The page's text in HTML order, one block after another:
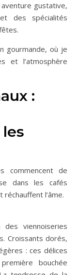
gustative,
des spécialités
gourmande, où je
et l’atmosphère
:
commencent de
dans les cafés
l’âme.
des viennoiseries
Croissants dorés,
: ces délices
bouchée